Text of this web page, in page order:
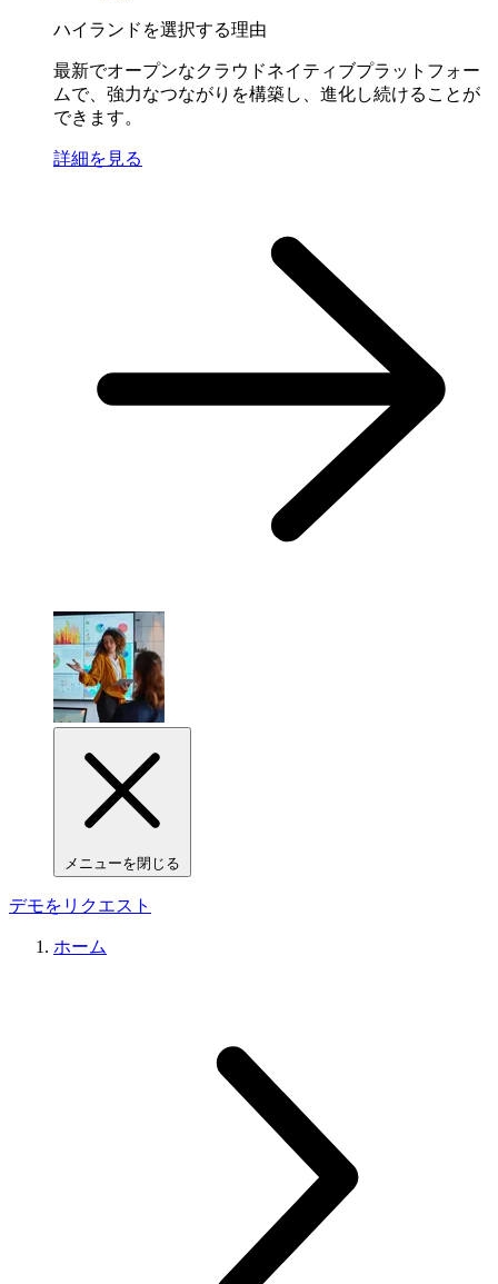
ハイランドを選択する理由
最新でオープンなクラウドネイティブプラットフォー
ムで、強力なつながりを構築し、進化し続けることが
できます。
詳細を見る
メニューを閉じる
デモをリクエスト
ホーム